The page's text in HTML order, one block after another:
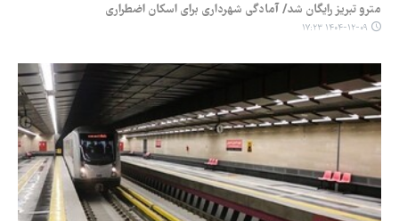
مترو تبریز رایگان شد/ آمادگی شهرداری برای اسکان اضطراری
۱۴۰۴-۱۲-۰۹ ۱۷:۲۳